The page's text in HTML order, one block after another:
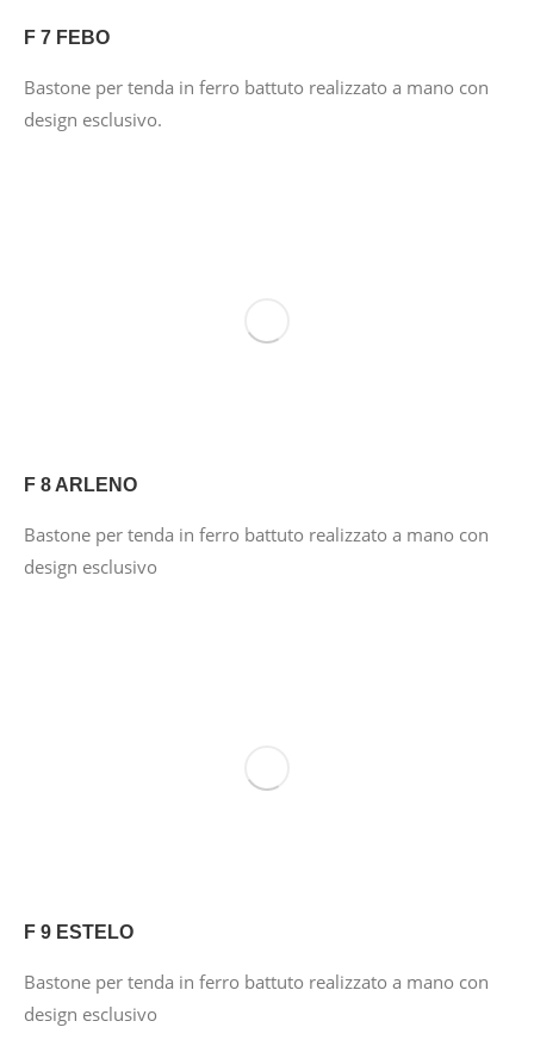
F 7 FEBO
Bastone per tenda in ferro battuto realizzato a mano con
design esclusivo.
F 8 ARLENO
Bastone per tenda in ferro battuto realizzato a mano con
design esclusivo
F 9 ESTELO
Bastone per tenda in ferro battuto realizzato a mano con
design esclusivo